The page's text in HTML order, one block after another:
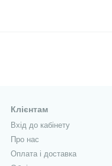
Клієнтам
Вхід до кабінету
Про нас
Оплата і доставка